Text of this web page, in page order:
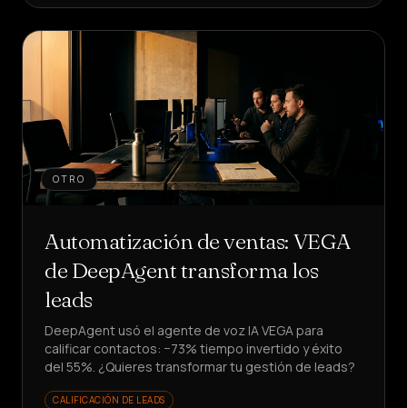
OTRO
Automatización de ventas: VEGA
de DeepAgent transforma los
leads
DeepAgent usó el agente de voz IA VEGA para
calificar contactos: −73% tiempo invertido y éxito
del 55%. ¿Quieres transformar tu gestión de leads?
CALIFICACIÓN DE LEADS